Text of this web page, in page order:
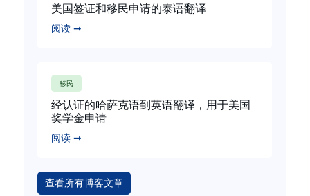
美国签证和移民申请的泰语翻译
阅读 ➞
移民
经认证的哈萨克语到英语翻译，用于美国
奖学金申请
阅读 ➞
查看所有博客文章